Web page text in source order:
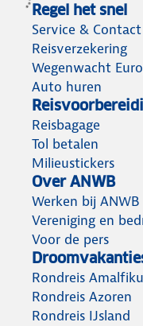
Regel het snel
Service & Contact
Reisverzekering
Wegenwacht
Auto huren
Reisbagage
Tol betalen
Milieustickers
Over ANWB
Werken bij ANWB
Vereniging en
Voor de pers
Rondreis
Rondreis Azoren
Rondreis IJsland